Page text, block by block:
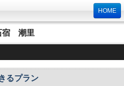
HOME
宿 潮里
るプラン